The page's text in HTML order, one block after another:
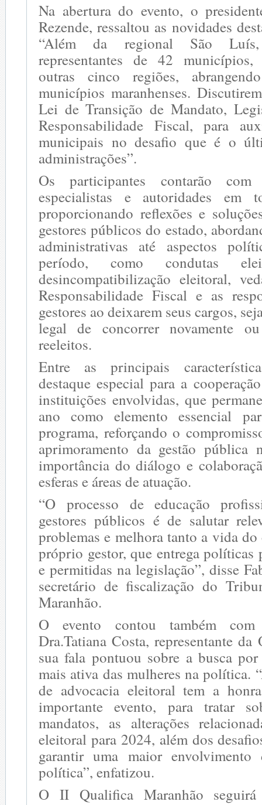
Na abertura do evento, o
Rezende, ressaltou as novidades
“Além da regional São
representantes de 42 municípios,
outras cinco regiões,
municípios maranhenses.
Lei de Transição de Mandato,
Responsabilidade Fiscal, para
municipais no desafio que é o
administrações”.
Os participantes contarão
especialistas e autoridades em
proporcionando reflexões e
gestores públicos do estado,
administrativas até aspectos
período, como condutas
desincompatibilização eleitoral,
Responsabilidade Fiscal e as
gestores ao deixarem seus cargos,
legal de concorrer novamente
reeleitos.
Entre as principais
destaque especial para a
instituições envolvidas, que
ano como elemento essencial
programa, reforçando o
aprimoramento da gestão pública
importância do diálogo e
esferas e áreas de atuação.
“O processo de educação
gestores públicos é de salutar
problemas e melhora tanto a vida
próprio gestor, que entrega políticas
e permitidas na legislação”, disse
secretário de fiscalização do
Maranhão.
O evento contou também
Dra.Tatiana Costa, representante
sua fala pontuou sobre a busca
mais ativa das mulheres na política.
de advocacia eleitoral tem a
importante evento, para tratar
mandatos, as alterações
eleitoral para 2024, além dos
garantir uma maior envolvimento
política”, enfatizou.
O II Qualifica Maranhão